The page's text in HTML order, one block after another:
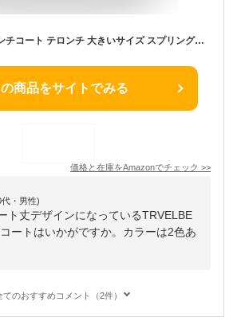
[TRVELBETT] トレンチコート テロンチ 大きいサイズ スプリングコート レディース 春 アウター 40代 50代 ショート丈 体型カバー 上品コート きれいめ ゆったり 薄手 軽い アウター 大人 20代 30代 40代 春物 (ベージュ,L)
商品をサイトでみる
価格と在庫をAmazonでチェック >>
・男性)
ト丈デザインになっているTRVELBE
ートはいかがですか。カラーは2色あ
てのおすすめコメント（2件）